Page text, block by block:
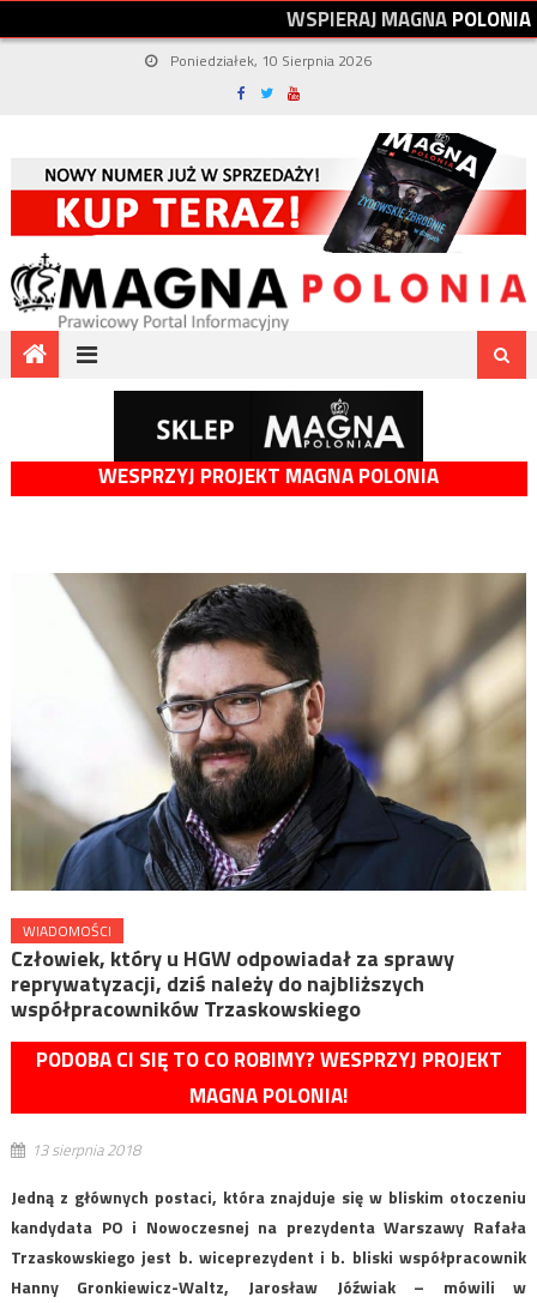
WSPIERAJMAGNAPOLONIA
Poniedziałek, 10 Sierpnia 2026
WESPRZYJ PROJEKT MAGNA POLONIA
WIADOMOŚCI
Człowiek, który u HGW odpowiadał za sprawy
reprywatyzacji, dziś należy do najbliższych
współpracowników Trzaskowskiego
PODOBA CI SIĘ TO CO ROBIMY? WESPRZYJ PROJEKT
MAGNA POLONIA!
13 sierpnia 2018
Jedną z głównych postaci, która znajduje się w bliskim otoczeniu
kandydata PO i Nowoczesnej na prezydenta Warszawy Rafała
Trzaskowskiego jest b. wiceprezydent i b. bliski współpracownik
Hanny Gronkiewicz-Waltz, Jarosław Jóźwiak – mówili w